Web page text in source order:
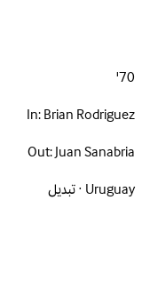
70'
In:Brian Rodriguez
Out:Juan Sanabria
Uruguay · تبديل